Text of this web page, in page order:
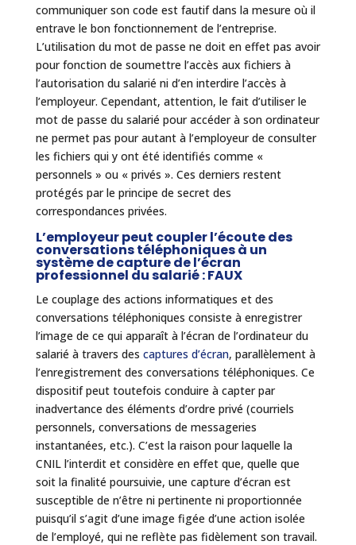
communiquer son code est fautif dans la mesure où il
entrave le bon fonctionnement de l’entreprise.
L’utilisation du mot de passe ne doit en effet pas avoir
pour fonction de soumettre l’accès aux fichiers à
l’autorisation du salarié ni d’en interdire l’accès à
l’employeur. Cependant, attention, le fait d’utiliser le
mot de passe du salarié pour accéder à son ordinateur
ne permet pas pour autant à l’employeur de consulter
les fichiers qui y ont été identifiés comme «
personnels » ou « privés ». Ces derniers restent
protégés par le principe de secret des
correspondances privées.
L’employeur peut coupler l’écoute des
conversations téléphoniques à un
système de capture de l’écran
professionnel du salarié : FAUX
Le couplage des actions informatiques et des
conversations téléphoniques consiste à enregistrer
l’image de ce qui apparaît à l’écran de l’ordinateur du
salarié à travers des captures d’écran, parallèlement à
l’enregistrement des conversations téléphoniques. Ce
dispositif peut toutefois conduire à capter par
inadvertance des éléments d’ordre privé (courriels
personnels, conversations de messageries
instantanées, etc.). C’est la raison pour laquelle la
CNIL l’interdit et considère en effet que, quelle que
soit la finalité poursuivie, une capture d’écran est
susceptible de n’être ni pertinente ni proportionnée
puisqu’il s’agit d’une image figée d’une action isolée
de l’employé, qui ne reflète pas fidèlement son travail.